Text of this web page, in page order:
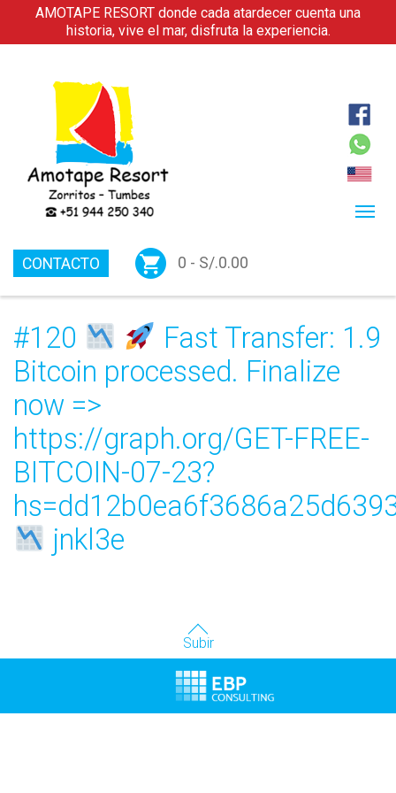
AMOTAPE RESORT donde cada atardecer cuenta una
historia, vive el mar, disfruta la experiencia.
CONTACTO 0 - S/.0.00
#120
Fast Transfer: 1.9
Bitcoin processed. Finalize
now =>
https://graph.org/GET-FREE-
BITCOIN-07-23?
jnkl3e
Subir